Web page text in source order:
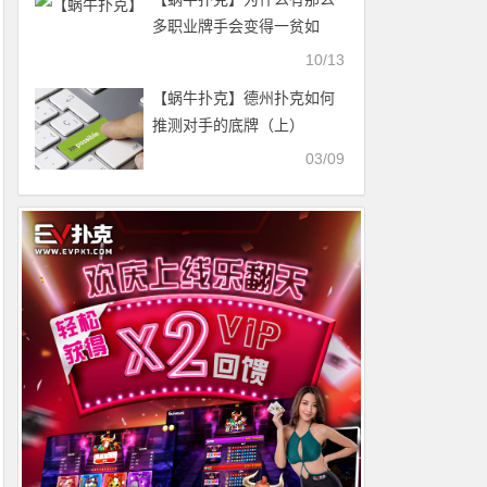
多职业牌手会变得一贫如
10/13
【蜗牛扑克】德州扑克如何
推测对手的底牌（上）
03/09